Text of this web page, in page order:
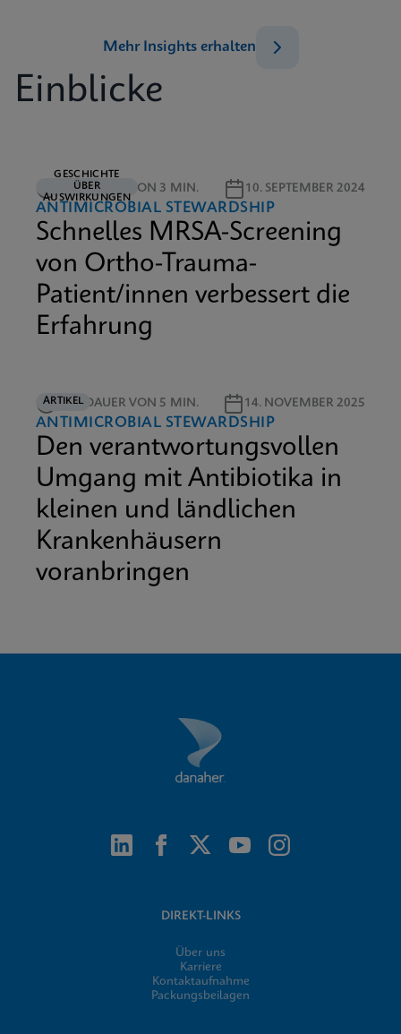
Einblicke
Mehr Insights erhalten
GESCHICHTE
ÜBER
AUSWIRKUNGEN
LESEDAUER VON 3 MIN. 10. SEPTEMBER 2024
ANTIMICROBIAL STEWARDSHIP
Schnelles MRSA-Screening
von Ortho-Trauma-
Patient/innen verbessert die
Erfahrung
ARTIKEL
LESEDAUER VON 5 MIN. 14. NOVEMBER 2025
ANTIMICROBIAL STEWARDSHIP
Den verantwortungsvollen
Umgang mit Antibiotika in
kleinen und ländlichen
Krankenhäusern
voranbringen
DIREKT-LINKS
Über uns
Karriere
Kontaktaufnahme
Packungsbeilagen